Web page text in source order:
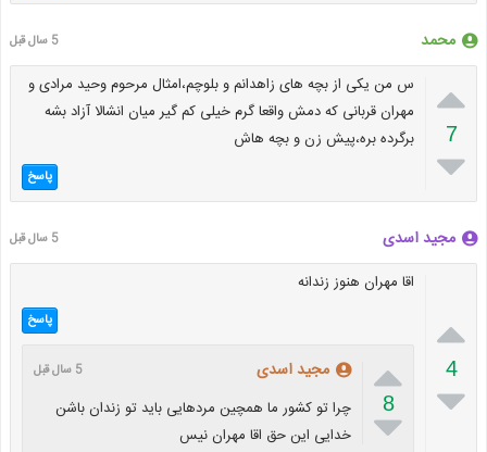
محمد 5 سال قبل

7

س من یکی از بچه های زاهدانم و بلوچم،امثال مرحوم وحید مرادی و
مهران قربانی که دمش واقعا گرم خیلی کم گیر میان انشالا آزاد بشه
برگرده بره،پیش زن و بچه هاش
پاسخ
مجید اسدی 5 سال قبل

4

اقا مهران هنوز زندانه
پاسخ

8

مجید اسدی 5 سال قبل
چرا تو کشور ما همچین مردهایی باید تو زندان باشن
خدایی این حق اقا مهران نیس